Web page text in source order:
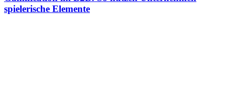
spielerische Elemente